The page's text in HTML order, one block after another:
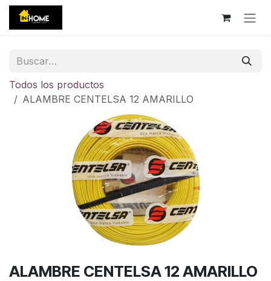
Ir al contenido
Todos los productos
ALAMBRE CENTELSA 12 AMARILLO
ALAMBRE CENTELSA 12 AMARILLO